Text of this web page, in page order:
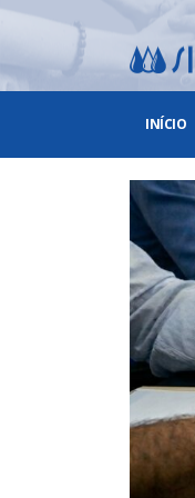
INÍCIO